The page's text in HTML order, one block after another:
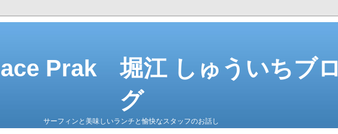
Prak 堀江 しゅういちブロ
グ
サーフィンと美味しいランチと愉快なスタッフのお話し